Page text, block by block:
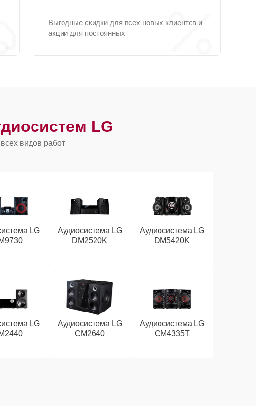
Выгодные скидки для всех новых клиентов и
акции для постоянных
LG
видов работ
LG
Аудиосистема LG
DM2520K
Аудиосистема LG
DM5420K
LG
Аудиосистема LG
CM2640
Аудиосистема LG
CM4335T